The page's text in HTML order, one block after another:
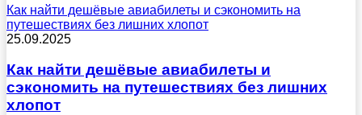
Как найти дешёвые авиабилеты и сэкономить на
путешествиях без лишних хлопот
25.09.2025
Как найти дешёвые авиабилеты и
сэкономить на путешествиях без лишних
хлопот